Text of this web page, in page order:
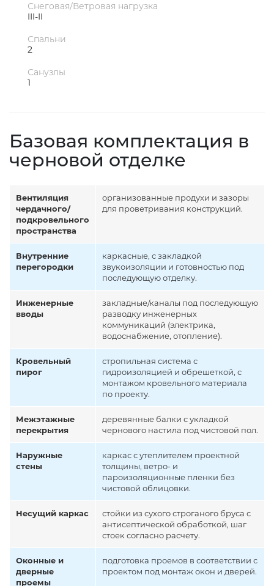
Снеговая/Ветровая нагрузка
III-II
Спальни
2
Санузлы
1
Базовая комплектация в
черновой отделке
Вентиляция
чердачного/
подкровельного
пространства
организованные продухи и зазоры
для проветривания конструкций.
Внутренние
перегородки
каркасные, с закладкой
звукоизоляции и готовностью под
последующую отделку.
Инженерные
вводы
закладные/каналы под последующую
разводку инженерных
коммуникаций (электрика,
водоснабжение, отопление).
Кровельный
пирог
стропильная система с
гидроизоляцией и обрешеткой, с
монтажом кровельного материала
по проекту.
Межэтажные
перекрытия
деревянные балки с укладкой
чернового настила под чистовой пол.
Наружные
стены
каркас с утеплителем проектной
толщины, ветро- и
пароизоляционные пленки без
чистовой облицовки.
Несущий каркас
стойки из сухого строганого бруса с
антисептической обработкой, шаг
стоек согласно расчету.
Оконные и
дверные
проемы
подготовка проемов в соответствии с
проектом под монтаж окон и дверей.